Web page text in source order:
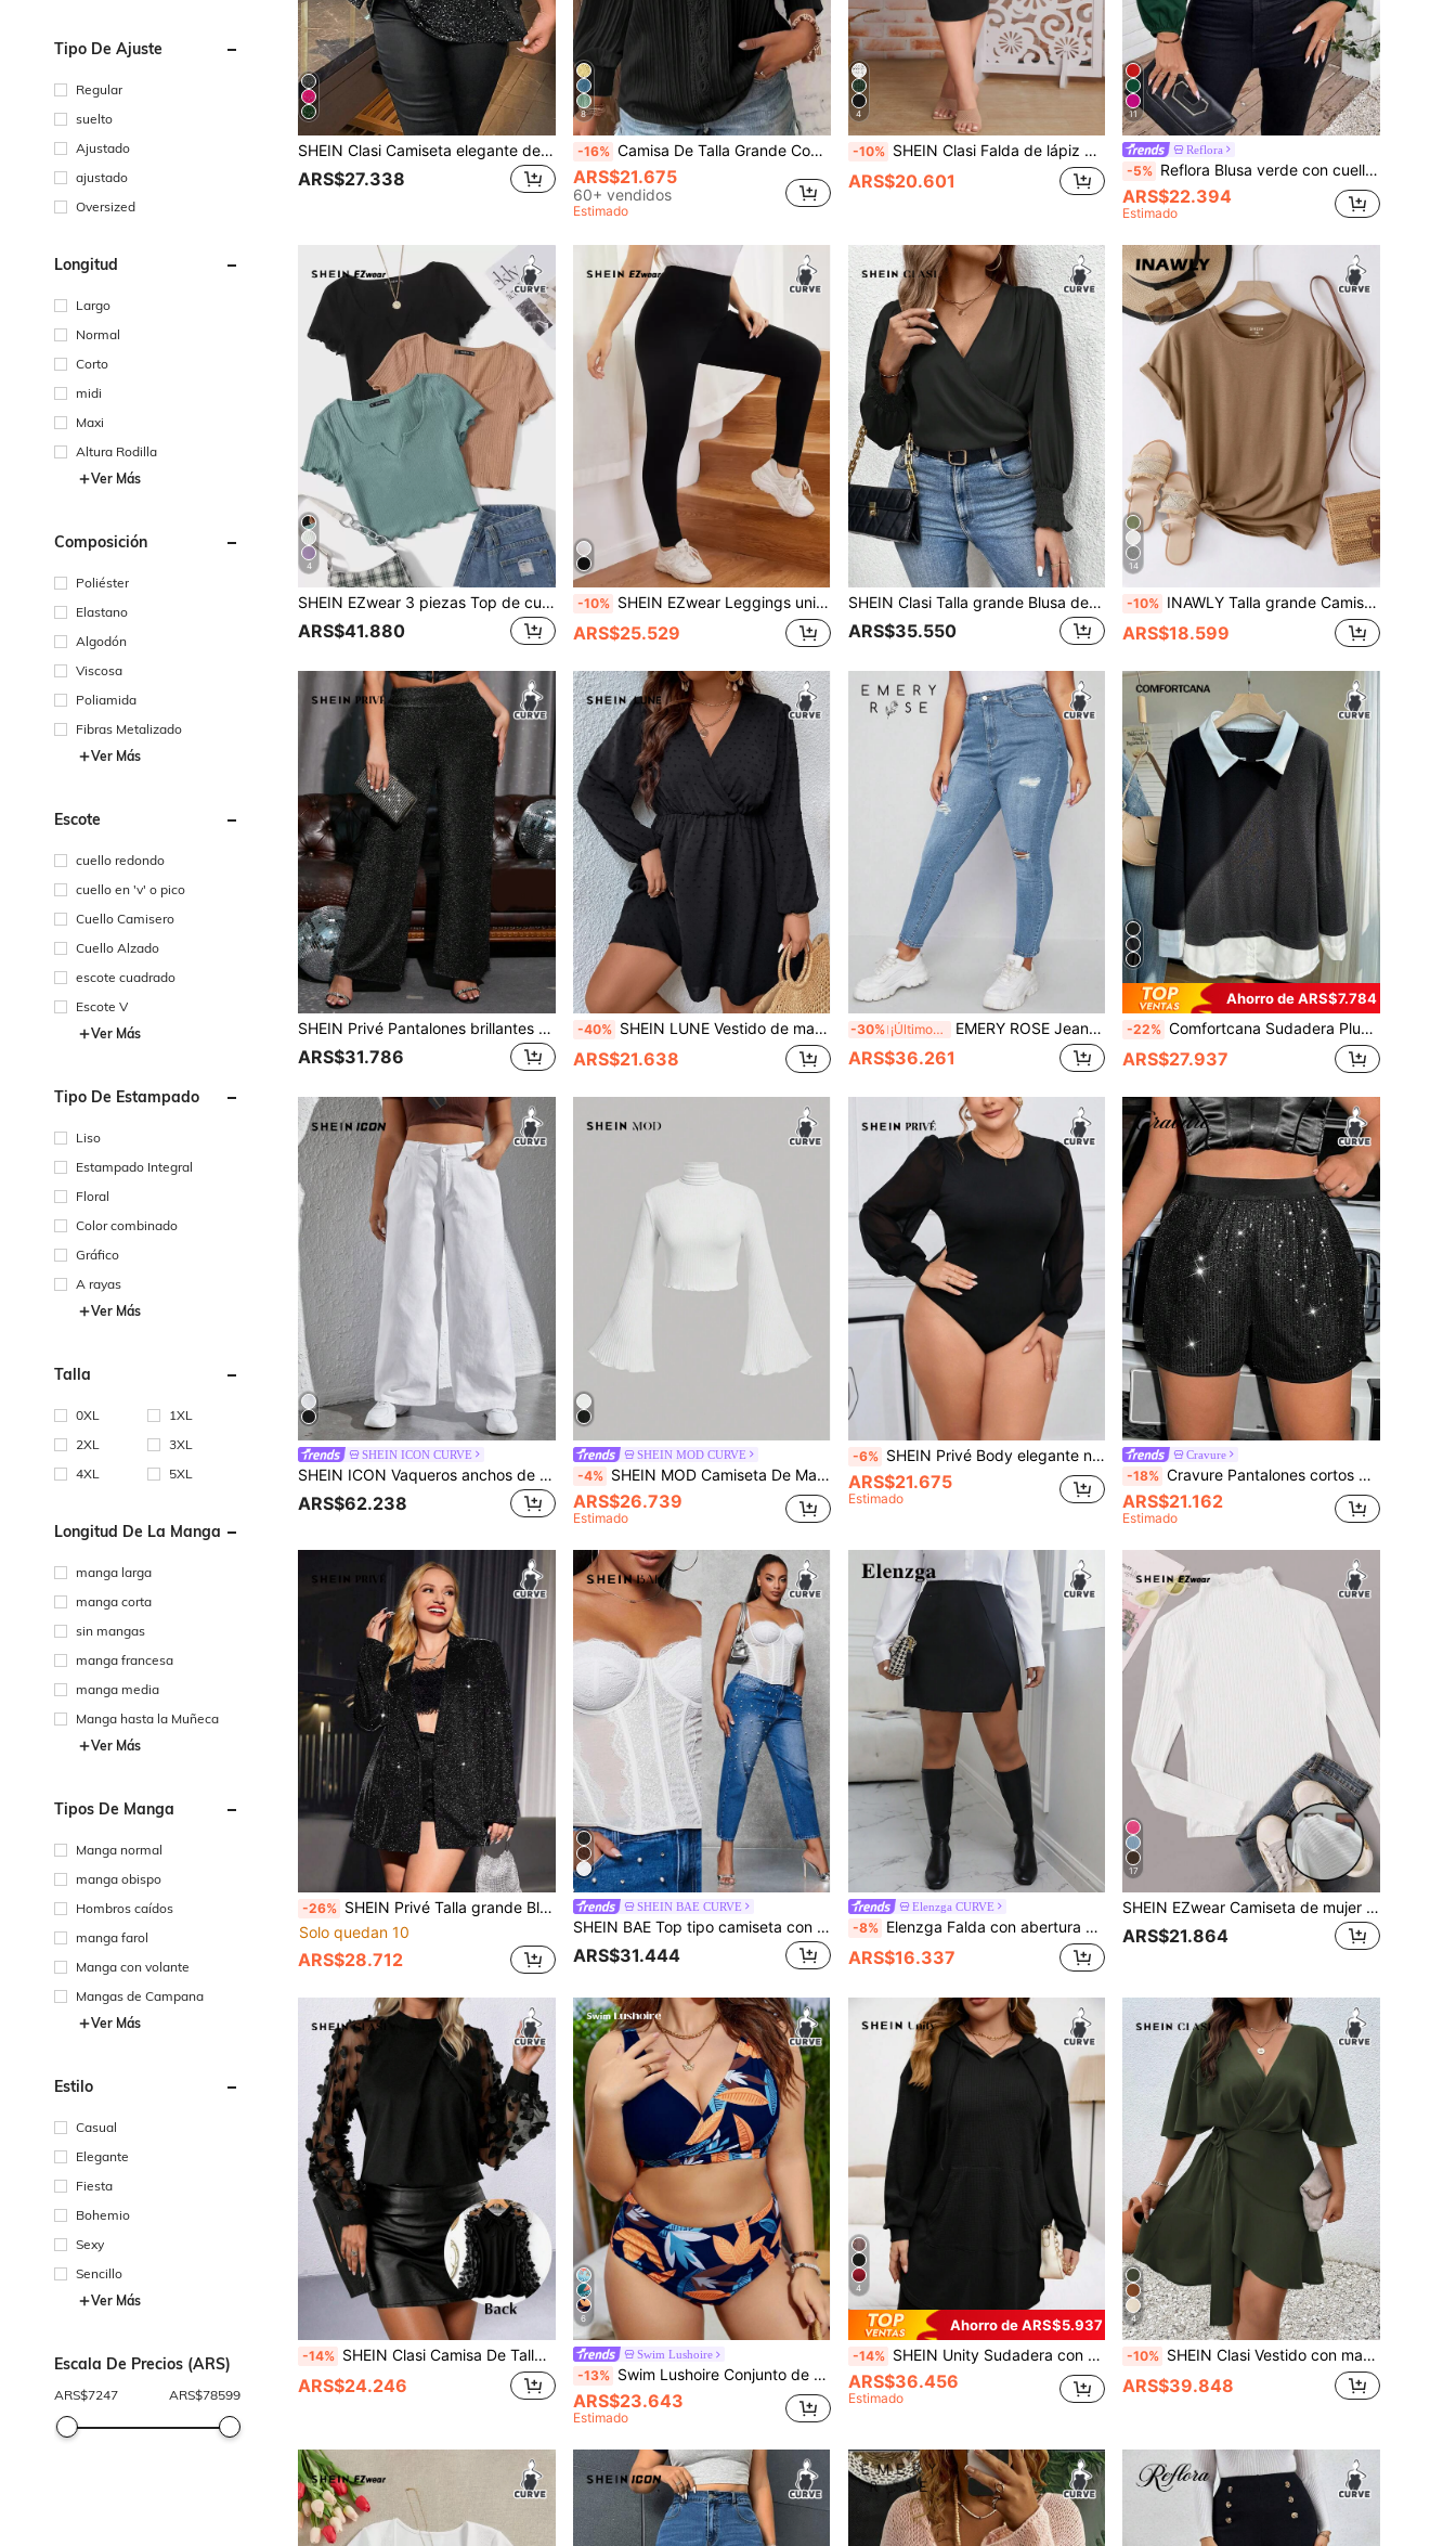
Tipo De Ajuste
Regular
suelto
Ajustado
ajustado
Oversized
Longitud
Largo
Normal
Corto
midi
Maxi
Altura Rodilla
Ver Más
Composición
Poliéster
Elastano
Algodón
Viscosa
Poliamida
Fibras Metalizado
Ver Más
Escote
cuello redondo
cuello en 'v' o pico
Cuello Camisero
Cuello Alzado
escote cuadrado
Escote V
Ver Más
Tipo De Estampado
Liso
Estampado Integral
Floral
Color combinado
Gráfico
A rayas
Ver Más
Talla
0XL
1XL
2XL
3XL
4XL
5XL
Longitud De La Manga
manga larga
manga corta
sin mangas
manga francesa
manga media
Manga hasta la Muñeca
Ver Más
Tipos De Manga
Manga normal
manga obispo
Hombros caídos
manga farol
Manga con volante
Mangas de Campana
Ver Más
Estilo
Casual
Elegante
Fiesta
Bohemio
Sexy
Sencillo
Ver Más
Escala De Precios (ARS)
ARS$7247 ARS$78599
SHEIN Clasi Camiseta elegante de mujer talla grande con mangas acampanadas y estampado de perlas brillantes
ARS$27.338
8
-16% Camisa De Talla Grande Con Encaje Y Parches De Color Sólido
ARS$21.675
60+ vendidos
Estimado
4
-10% SHEIN Clasi Falda de lápiz de talle alto con botón
ARS$20.601
11
Reflora
-5% Reflora Blusa verde con cuello de ojo de cerradura y mangas farol talla grande
ARS$22.394
Estimado
4
SHEIN EZwear 3 piezas Top de cuello notch ribete en forma de lechuga
ARS$41.880
-10% SHEIN EZwear Leggings unicolor de cintura alta
ARS$25.529
SHEIN Clasi Talla grande Blusa de cuello cruzado de manga farol
ARS$35.550
14
-10% INAWLY Talla grande Camiseta unicolor de cuello redondo
ARS$18.599
SHEIN Privé Pantalones brillantes con lentejuelas elegantes para mujer de talla grande
ARS$31.786
-40% SHEIN LUNE Vestido de manga farol con cuello cruzado y lunares en talla extra, vestido de manga farol de talla grande en color negro
ARS$21.638
-30% ¡Últimos 3 días EMERY ROSE Jeans ajustados desgarro de talle alto
ARS$36.261
Ahorro de ARS$7.784
-22% Comfortcana Sudadera Plus de 2 en 1 con cuello de contraste
ARS$27.937
SHEIN ICON CURVE
SHEIN ICON Vaqueros anchos de novio de talla grande de un solo color
ARS$62.238
SHEIN MOD CURVE
-4% SHEIN MOD Camiseta De Manga Acampanada De Talla Grande Para Mujer
ARS$26.739
Estimado
-6% SHEIN Privé Body elegante negro con mangas de linterna de malla de contraste, para invierno
ARS$21.675
Estimado
Cravure
-18% Cravure Pantalones cortos con decoración de lentejuelas para ropa de fiesta, fiesta de graduación o fiesta de vacaciones
ARS$21.162
Estimado
-26% SHEIN Privé Talla grande Blazer de cuello con solapa brillante
Solo quedan 10
ARS$28.712
SHEIN BAE CURVE
SHEIN BAE Top tipo camiseta con bustier de encaje para tallas grandes
ARS$31.444
Elenzga CURVE
-8% Elenzga Falda con abertura en el dobladillo, falda con abertura, falda negra, falda negra para mujer
ARS$16.337
17
SHEIN EZwear Camiseta de mujer talla grande de punto de canalé blanca
ARS$21.864
-14% SHEIN Clasi Camisa De Talla Grande
ARS$24.246
6
Swim Lushoire
-13% Swim Lushoire Conjunto de bikini con estampado tropical para la playa de verano en tallas grandes
ARS$23.643
Estimado
4
Ahorro de ARS$5.937
-14% SHEIN Unity Sudadera con capucha de talla grande con bolsillo, hombros caídos y cordón, para invierno, otoño
ARS$36.456
Estimado
4
-10% SHEIN Clasi Vestido con manga tipo murciélago, envolvente, con nudo lateral y volantes en el bajo
ARS$39.848